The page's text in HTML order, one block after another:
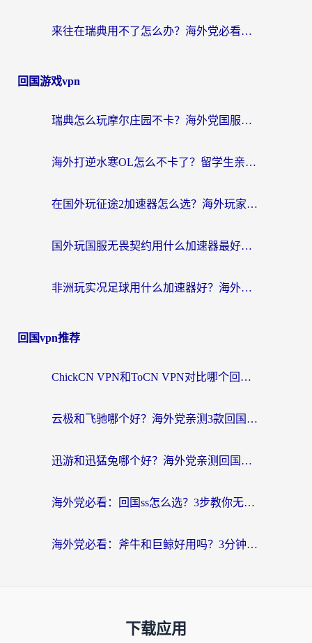
来往在瑞典用不了怎么办？海外党必看的回国加速器选择指南（附微信定位修改+喜马拉雅版权破解）
回国游戏vpn
瑞典怎么玩摩尔庄园不卡？海外党国服游戏加速器终极指南（附非洲欧洲实测）
海外打逆水寒OL怎么不卡了？留学生亲测有效的国服游戏加速指南
在国外玩征途2加速器怎么选？海外玩家告别延迟卡顿的实用指南
国外玩国服无畏契约用什么加速器最好？2026海外玩家实测指南（附台湾跑跑卡丁车解决方案）
非洲玩实况足球用什么加速器好？海外党亲测的国服游戏流畅攻略
回国vpn推荐
ChickCN VPN和ToCN VPN对比哪个回国效果更好？海外党亲测3款加速器后选对了！
云极和飞驰哪个好？海外党亲测3款回国加速器，附避坑指南
迅游和迅猛兔哪个好？海外党亲测回国加速器，附马来西亚玩游戏避坑指南
海外党必看：回国ss怎么选？3步教你无缝刷国内剧玩国服
海外党必看：斧牛和巨鲸好用吗？3分钟选对回国加速器，无缝刷国内剧玩游戏
下载应用